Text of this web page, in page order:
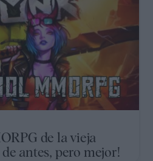
de la vieja
antes, pero mejor!